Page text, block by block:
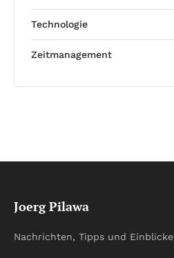
Technologie
Zeitmanagement
Joerg Pilawa
Nachrichten, Tipps und Einblicke